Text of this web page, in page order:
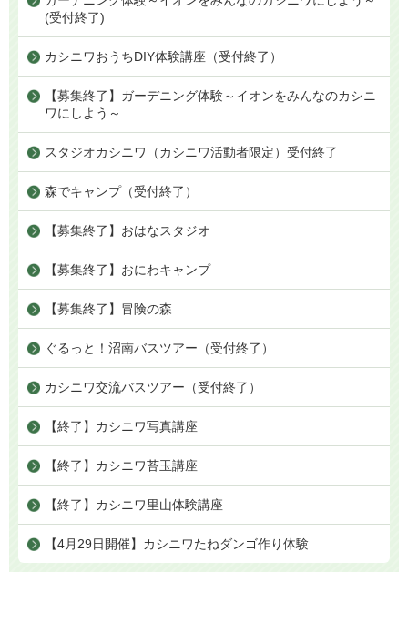
(受付終了)
カシニワおうちDIY体験講座（受付終了）
【募集終了】ガーデニング体験～イオンをみんなのカシニ
ワにしよう～
スタジオカシニワ（カシニワ活動者限定）受付終了
森でキャンプ（受付終了）
【募集終了】おはなスタジオ
【募集終了】おにわキャンプ
【募集終了】冒険の森
ぐるっと！沼南バスツアー（受付終了）
カシニワ交流バスツアー（受付終了）
【終了】カシニワ写真講座
【終了】カシニワ苔玉講座
【終了】カシニワ里山体験講座
【4月29日開催】カシニワたねダンゴ作り体験